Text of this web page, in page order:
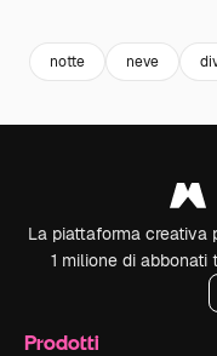
notte neve
La piattaforma creativa
1 milione di abbonati
Prodotti